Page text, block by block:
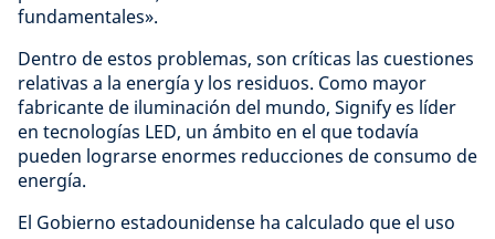
fundamentales».
Dentro de estos problemas, son críticas las cuestiones
relativas a la energía y los residuos. Como mayor
fabricante de iluminación del mundo, Signify es líder
en tecnologías LED, un ámbito en el que todavía
pueden lograrse enormes reducciones de consumo de
energía.
El Gobierno estadounidense ha calculado que el uso